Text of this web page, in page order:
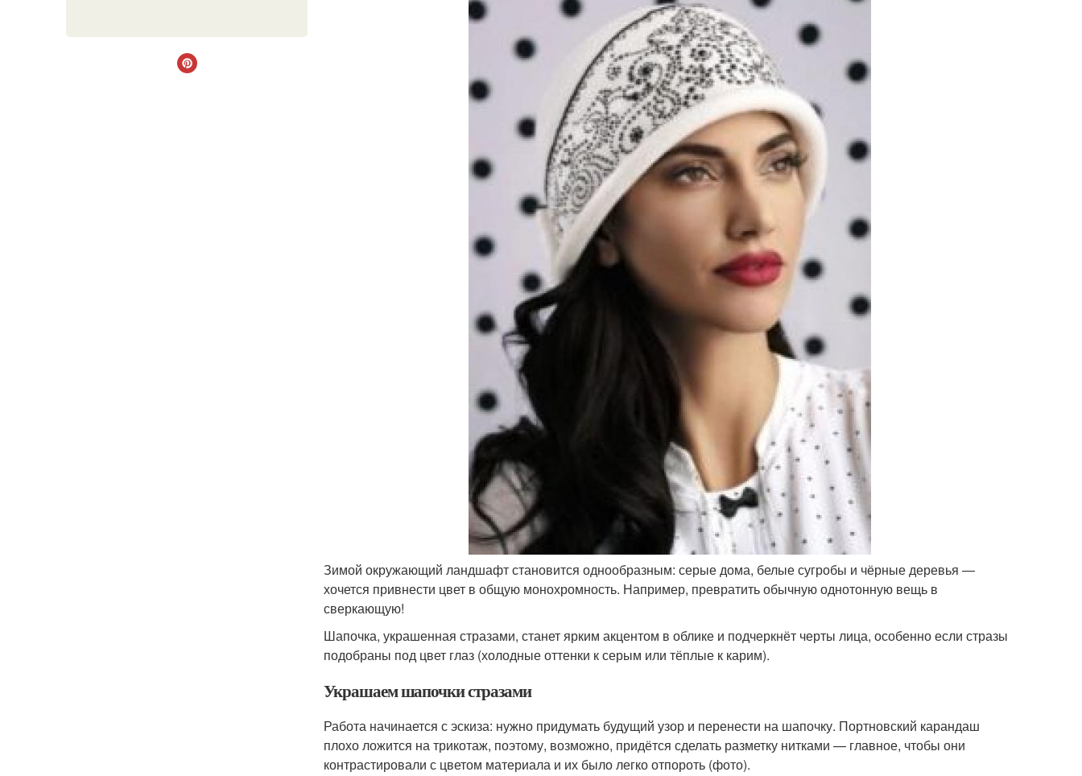
Зимой окружающий ландшафт становится однообразным: серые дома, белые сугробы и чёрные деревья —
хочется привнести цвет в общую монохромность. Например, превратить обычную однотонную вещь в
сверкающую!
Шапочка, украшенная стразами, станет ярким акцентом в облике и подчеркнёт черты лица, особенно если стразы
подобраны под цвет глаз (холодные оттенки к серым или тёплые к карим).
Украшаем шапочки стразами
Работа начинается с эскиза: нужно придумать будущий узор и перенести на шапочку. Портновский карандаш
плохо ложится на трикотаж, поэтому, возможно, придётся сделать разметку нитками — главное, чтобы они
контрастировали с цветом материала и их было легко отпороть (фото).